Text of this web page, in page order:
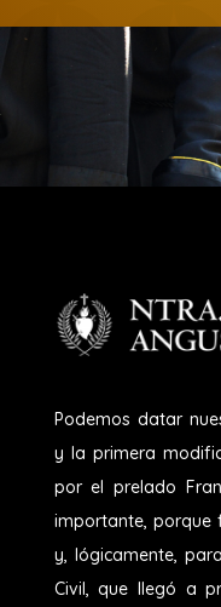
Podemos datar
y la primera
por el prelado
importante, porque
y, lógicamente,
Civil, que llegó a